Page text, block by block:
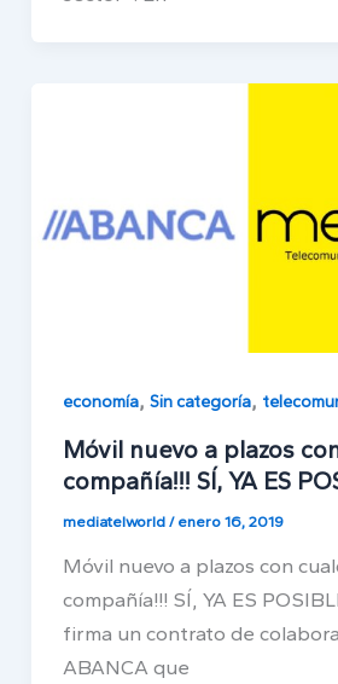
economía, Sin categoría,
Móvil nuevo a plazos
compañía!!! SÍ, YA ES
mediatelworld / enero 16, 2019
Móvil nuevo a plazos con
compañía!!! SÍ, YA ES
firma un contrato de
ABANCA que